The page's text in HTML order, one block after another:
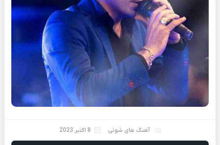
آهنگ های شوتی 8 اکتبر 2023